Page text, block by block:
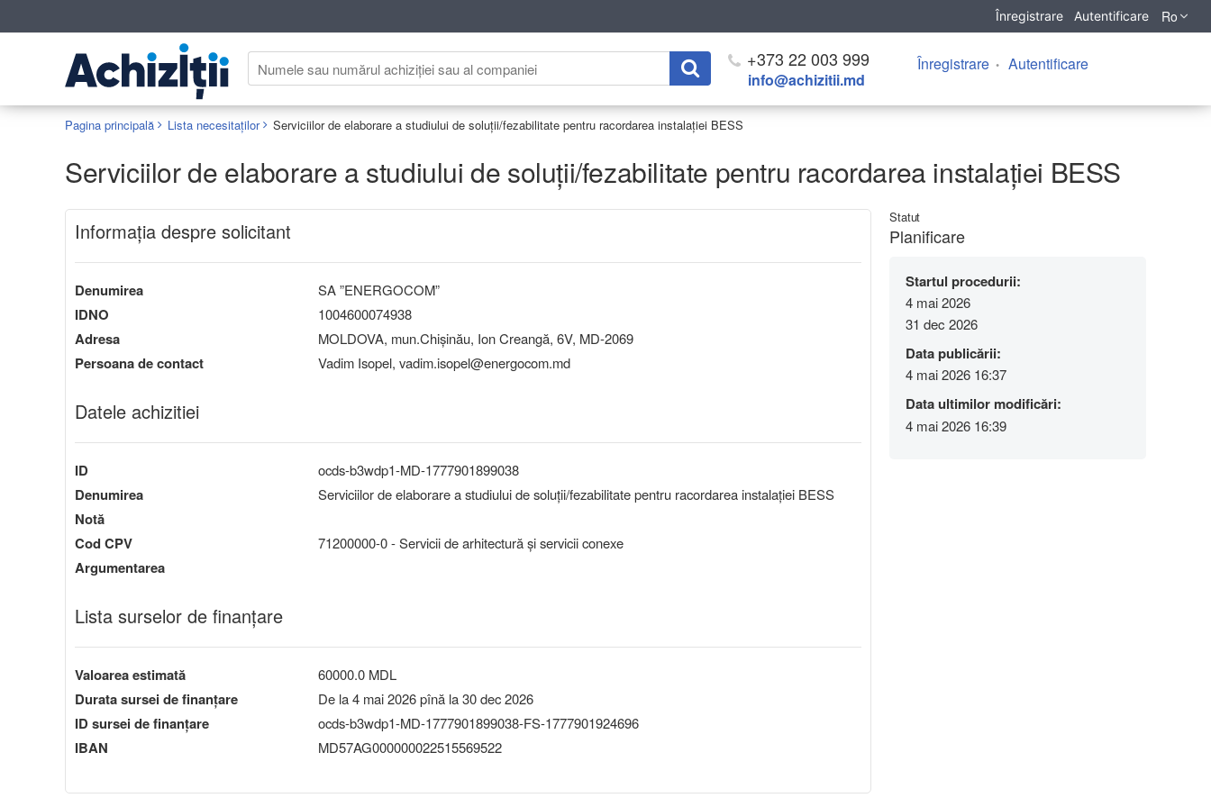
Înregistrare Autentificare Ro
+373 22 003 999
info@achizitii.md
Înregistrare Autentificare
Pagina principală Lista necesitaților Serviciilor de elaborare a studiului de soluții/fezabilitate pentru racordarea instalației BESS
Serviciilor de elaborare a studiului de soluții/fezabilitate pentru racordarea instalației BESS
Informaţia despre solicitant
Denumirea SA ”ENERGOCOM”
IDNO 1004600074938
Adresa MOLDOVA, mun.Chişinău, Ion Creangă, 6V, MD-2069
Persoana de contact Vadim Isopel, vadim.isopel@energocom.md
Datele achizitiei
ID ocds-b3wdp1-MD-1777901899038
Denumirea Serviciilor de elaborare a studiului de soluții/fezabilitate pentru racordarea instalației BESS
Notă
Cod CPV
71200000-0 - Servicii de arhitectură şi servicii conexe
Argumentarea
Lista surselor de finanțare
Valoarea estimată 60000.0 MDL
Durata sursei de finanțare De la 4 mai 2026 pînă la 30 dec 2026
ID sursei de finanțare ocds-b3wdp1-MD-1777901899038-FS-1777901924696
IBAN MD57AG000000022515569522
Statut
Planificare
Startul procedurii:
4 mai 2026
31 dec 2026
Data publicării:
4 mai 2026 16:37
Data ultimilor modificări:
4 mai 2026 16:39